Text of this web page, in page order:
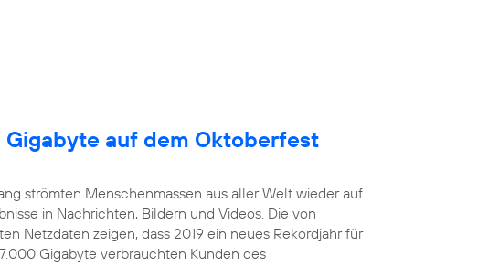
auf dem Oktoberfest
strömten Menschenmassen aus aller Welt wieder auf
in Nachrichten, Bildern und Videos. Die von
Netzdaten zeigen, dass 2019 ein neues Rekordjahr für
Gigabyte verbrauchten Kunden des